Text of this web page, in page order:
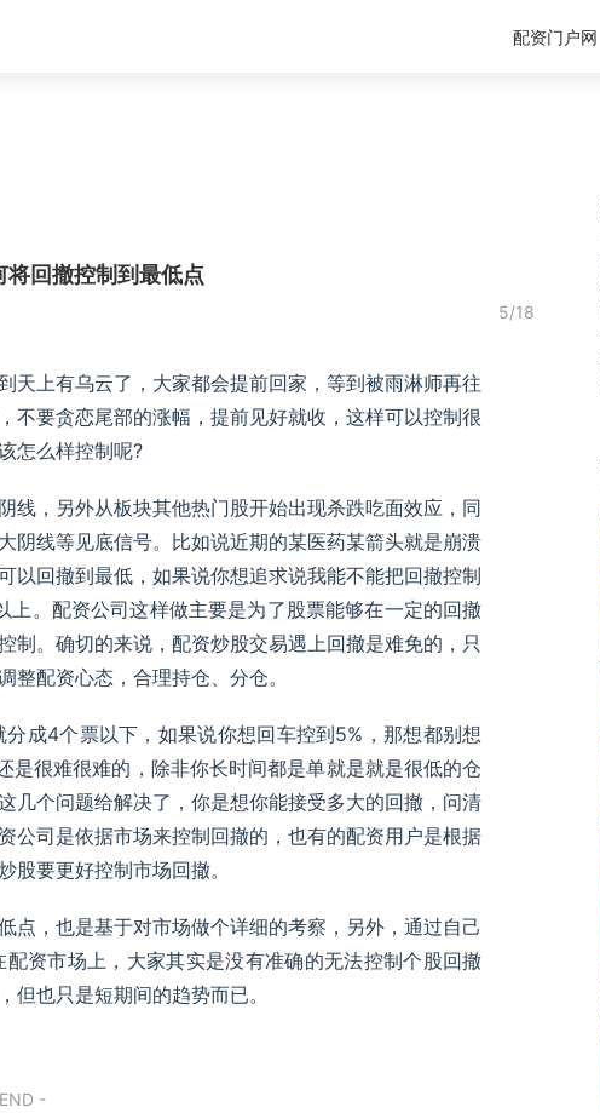
配资门户网
回撤控制到最低点
5/18
天上有乌云了，大家都会提前回家，等到被雨淋师再往
不要贪恋尾部的涨幅，提前见好就收，这样可以控制很
怎么样控制呢?
线，另外从板块其他热门股开始出现杀跌吃面效应，同
阴线等见底信号。比如说近期的某医药某箭头就是崩溃
以回撤到最低，如果说你想追求说我能不能把回撤控制
。配资公司这样做主要是为了股票能够在一定的回撤
。确切的来说，配资炒股交易遇上回撤是难免的，只
配资心态，合理持仓、分仓。
成4个票以下，如果说你想回车控到5%，那想都别想
很难很难的，除非你长时间都是单就是就是很低的仓
几个问题给解决了，你是想你能接受多大的回撤，问清
公司是依据市场来控制回撤的，也有的配资用户是根据
股要更好控制市场回撤。
点，也是基于对市场做个详细的考察，另外，通过自己
资市场上，大家其实是没有准确的无法控制个股回撤
也只是短期间的趋势而已。
-